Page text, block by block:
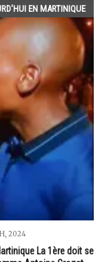
EN MARTINIQUE
2024
La 1ère doit se